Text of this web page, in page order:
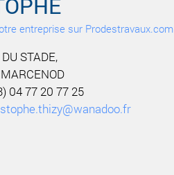
entreprise sur Prodestravaux.com
STADE,
04 77 20 77 25